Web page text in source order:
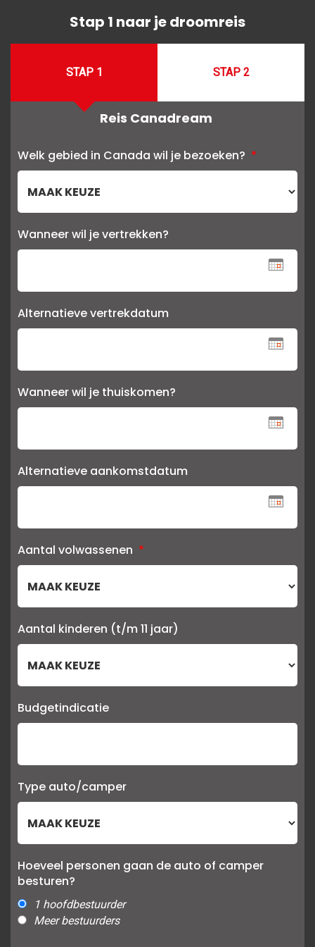
Stap 1 naar je droomreis
STAP 1 STAP 2
Reis Canadream
Welk gebied in Canada wil je bezoeken? *
Wanneer wil je vertrekken?
Alternatieve vertrekdatum
Wanneer wil je thuiskomen?
Alternatieve aankomstdatum
Aantal volwassenen *
Aantal kinderen (t/m 11 jaar)
Budgetindicatie
Type auto/camper
Hoeveel personen gaan de auto of camper
besturen?
1 hoofdbestuurder
Meer bestuurders